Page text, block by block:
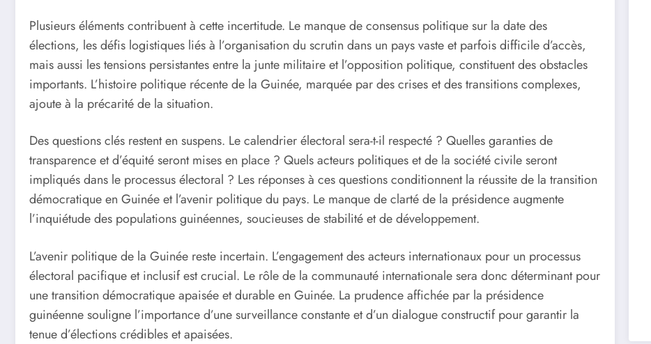
Plusieurs éléments contribuent à cette incertitude. Le manque de consensus politique sur la date des
élections, les défis logistiques liés à l’organisation du scrutin dans un pays vaste et parfois difficile d’accès,
mais aussi les tensions persistantes entre la junte militaire et l’opposition politique, constituent des obstacles
importants. L’histoire politique récente de la Guinée, marquée par des crises et des transitions complexes,
ajoute à la précarité de la situation.
Des questions clés restent en suspens. Le calendrier électoral sera-t-il respecté ? Quelles garanties de
transparence et d’équité seront mises en place ? Quels acteurs politiques et de la société civile seront
impliqués dans le processus électoral ? Les réponses à ces questions conditionnent la réussite de la transition
démocratique en Guinée et l’avenir politique du pays. Le manque de clarté de la présidence augmente
l’inquiétude des populations guinéennes, soucieuses de stabilité et de développement.
L’avenir politique de la Guinée reste incertain. L’engagement des acteurs internationaux pour un processus
électoral pacifique et inclusif est crucial. Le rôle de la communauté internationale sera donc déterminant pour
une transition démocratique apaisée et durable en Guinée. La prudence affichée par la présidence
guinéenne souligne l’importance d’une surveillance constante et d’un dialogue constructif pour garantir la
tenue d’élections crédibles et apaisées.